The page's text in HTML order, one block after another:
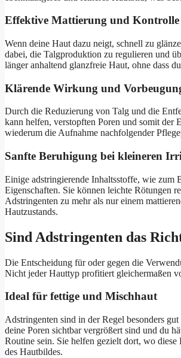
Effektive Mattierung und
Wenn deine Haut dazu neigt, schnell zu
dabei, die Talgproduktion zu regulieren und
länger anhaltend glanzfreie Haut, ohne dass
Klärende Wirkung und
Durch die Reduzierung von Talg und die
kann helfen, verstopften Poren und somit der
wiederum die Aufnahme nachfolgender
Sanfte Beruhigung bei kleineren
Einige adstringierende Inhaltsstoffe, wie zum
Eigenschaften. Sie können leichte Rötungen
Adstringenten zu mehr als nur einem
Hautzustands.
Sind Adstringenten das
Die Entscheidung für oder gegen die
Nicht jeder Hauttyp profitiert gleichermaßen
Ideal für fettige und Mischhaut
Adstringenten sind in der Regel besonders
deine Poren sichtbar vergrößert sind und du
Routine sein. Sie helfen gezielt dort, wo
des Hautbildes.